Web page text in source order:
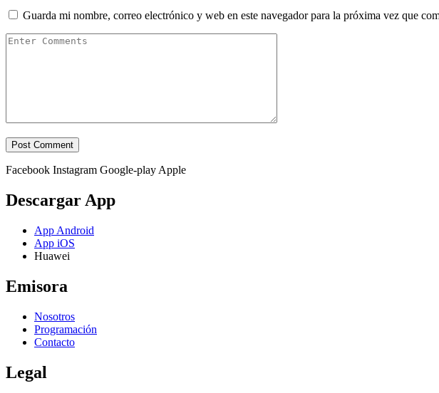
Guarda mi nombre, correo electrónico y web en este navegador para la próxima vez que
Facebook Instagram Google-play Apple
Descargar App
App Android
App iOS
Huawei
Emisora
Nosotros
Programación
Contacto
Legal